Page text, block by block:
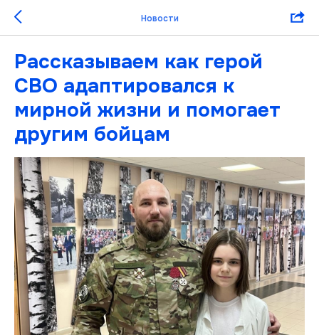
Новости
Рассказываем как герой
СВО адаптировался к
мирной жизни и помогает
другим бойцам